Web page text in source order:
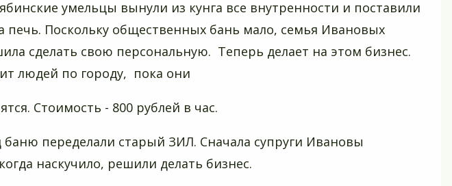
умельцы вынули из кунга все внутренности и поставили
печь. Поскольку общественных бань мало, семья Ивановых
сделать свою персональную. Теперь делает на этом бизнес.
людей по городу, пока они
Стоимость - 800 рублей в час.
баню переделали старый ЗИЛ. Сначала супруги Ивановы
наскучило, решили делать бизнес.